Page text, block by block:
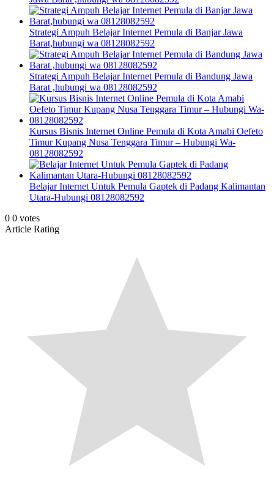
Strategi Ampuh Belajar Internet Pemula di Banjar Jawa
Barat,hubungi wa 08128082592
Strategi Ampuh Belajar Internet Pemula di Bandung Jawa
Barat ,hubungi wa 08128082592
Kursus Bisnis Internet Online Pemula di Kota Amabi Oefeto
Timur Kupang Nusa Tenggara Timur – Hubungi Wa-
08128082592
Belajar Internet Untuk Pemula Gaptek di Padang Kalimantan
Utara-Hubungi 08128082592
0 0 votes
Article Rating